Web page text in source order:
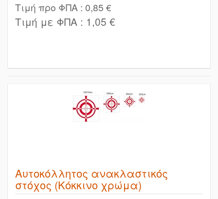
Τιμή προ ΦΠΑ : 0,85 €
Τιμή με ΦΠΑ : 1,05 €
Αυτοκόλλητος ανακλαστικός
στόχος (Κόκκινο χρώμα)